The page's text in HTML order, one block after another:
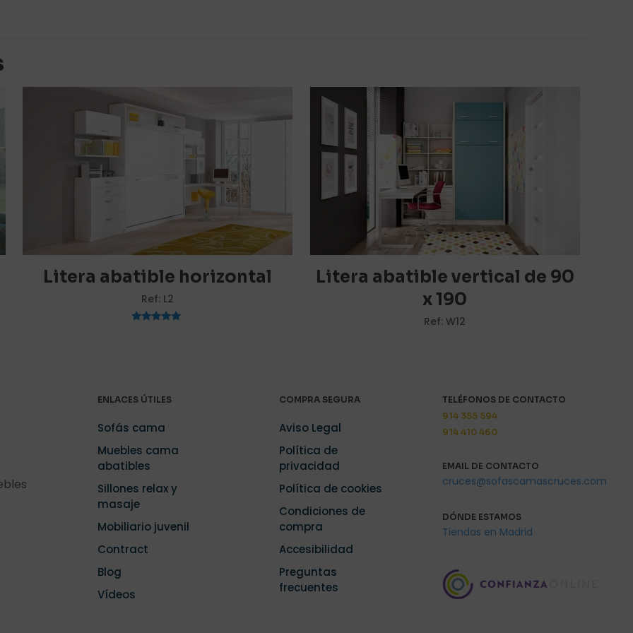
Los campos obligatorios están
2 de 5
3 de 5
estrellas
estrellas
Litera abatible horizontal
Ref: L2
Litera abatible vertical de 90
x 190
Ref: W12
ENLACES ÚTILES
Sofás cama
Muebles cama
abatibles
Sillones relax y
masaje
Mobiliario juvenil
Contract
Blog
Vídeos
COMPRA SEGURA
Aviso Legal
Política de
privacidad
Política de cookies
Condiciones de
compra
Accesibilidad
Preguntas
frecuentes
TELÉFONOS DE CONTACTO
914 355 594
914 410 460
EMAIL DE CONTACTO
cruces@sofascamascruces.com
DÓNDE ESTAMOS
Tiendas en Madrid